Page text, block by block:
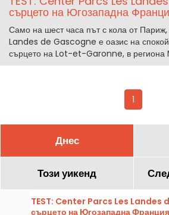
сърцето на Югозападна
Само на шест часа път с кола от
Landes de Gascogne е оазис на
сърцето на Lot-et-Garonne, в
1
Днес
Този уикенд
TEST: Center Parcs Les Landes
сърцето на Югозападна Франция